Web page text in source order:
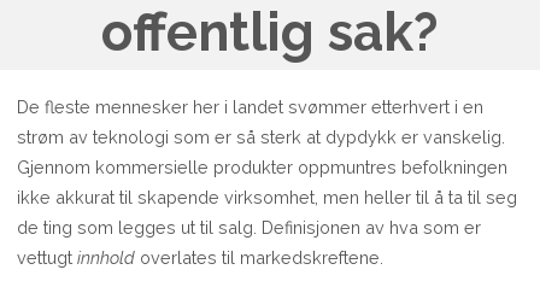
offentlig sak?
De fleste mennesker her i landet svømmer etterhvert i en
strøm av teknologi som er så sterk at dypdykk er vanskelig.
Gjennom kommersielle produkter oppmuntres befolkningen
ikke akkurat til skapende virksomhet, men heller til å ta til seg
de ting som legges ut til salg. Definisjonen av hva som er
vettugtinnhold overlates til markedskreftene.